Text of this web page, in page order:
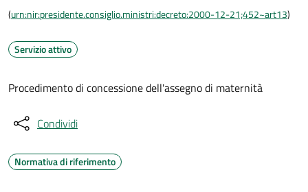
(urn:nir:presidente.consiglio.ministri:decreto:2000-12-21;452~art13)
Servizio attivo
Procedimento di concessione dell'assegno di maternità
Condividi
Normativa di riferimento